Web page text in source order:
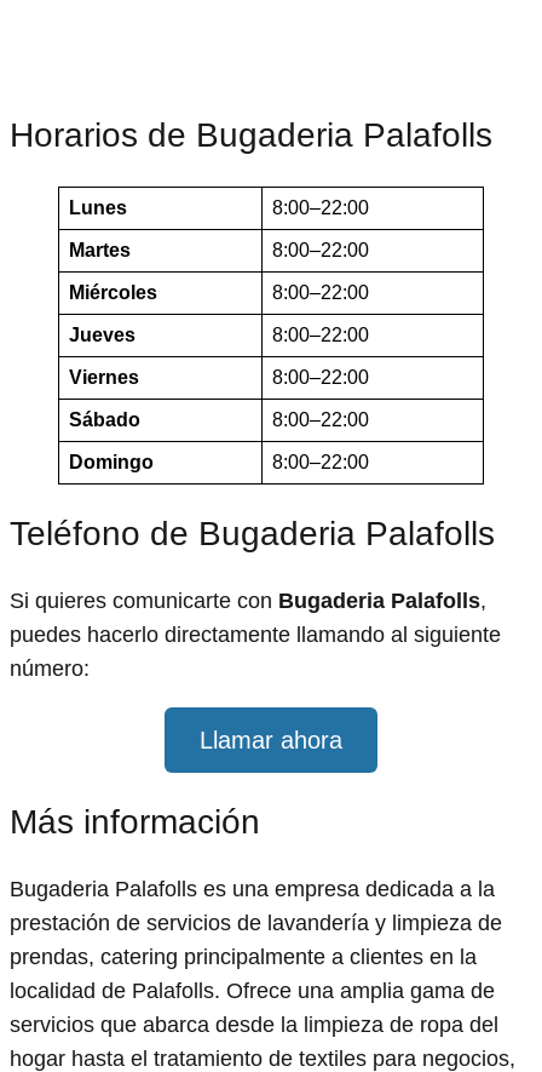
Horarios de Bugaderia Palafolls
Lunes 8:00–22:00
Martes 8:00–22:00
Miércoles 8:00–22:00
Jueves 8:00–22:00
Viernes 8:00–22:00
Sábado 8:00–22:00
Domingo 8:00–22:00
Teléfono de Bugaderia Palafolls
Si quieres comunicarte con Bugaderia Palafolls,
puedes hacerlo directamente llamando al siguiente
número:
Llamar ahora
Más información
Bugaderia Palafolls es una empresa dedicada a la
prestación de servicios de lavandería y limpieza de
prendas, catering principalmente a clientes en la
localidad de Palafolls. Ofrece una amplia gama de
servicios que abarca desde la limpieza de ropa del
hogar hasta el tratamiento de textiles para negocios,